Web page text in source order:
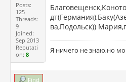
Posts:
125
Threads:
9
Joined:
Sep 2013
Reputati
on:8
ва,Подольск))
Я ничего не знаю,но
Find